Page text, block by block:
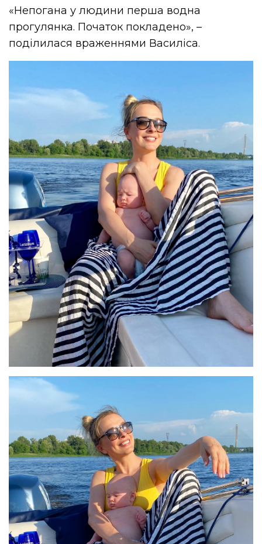
«Непогана у людини перша водна
прогулянка. Початок покладено», –
поділилася враженнями Василіса.